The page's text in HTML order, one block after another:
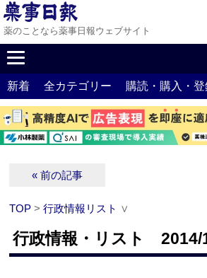
薬のことなら薬事日報ウェブサイト
新着 全カテゴリー 購読・購入・登
« 前の記事
TOP >行政情報リスト ∨
行政情報・リスト 2014/